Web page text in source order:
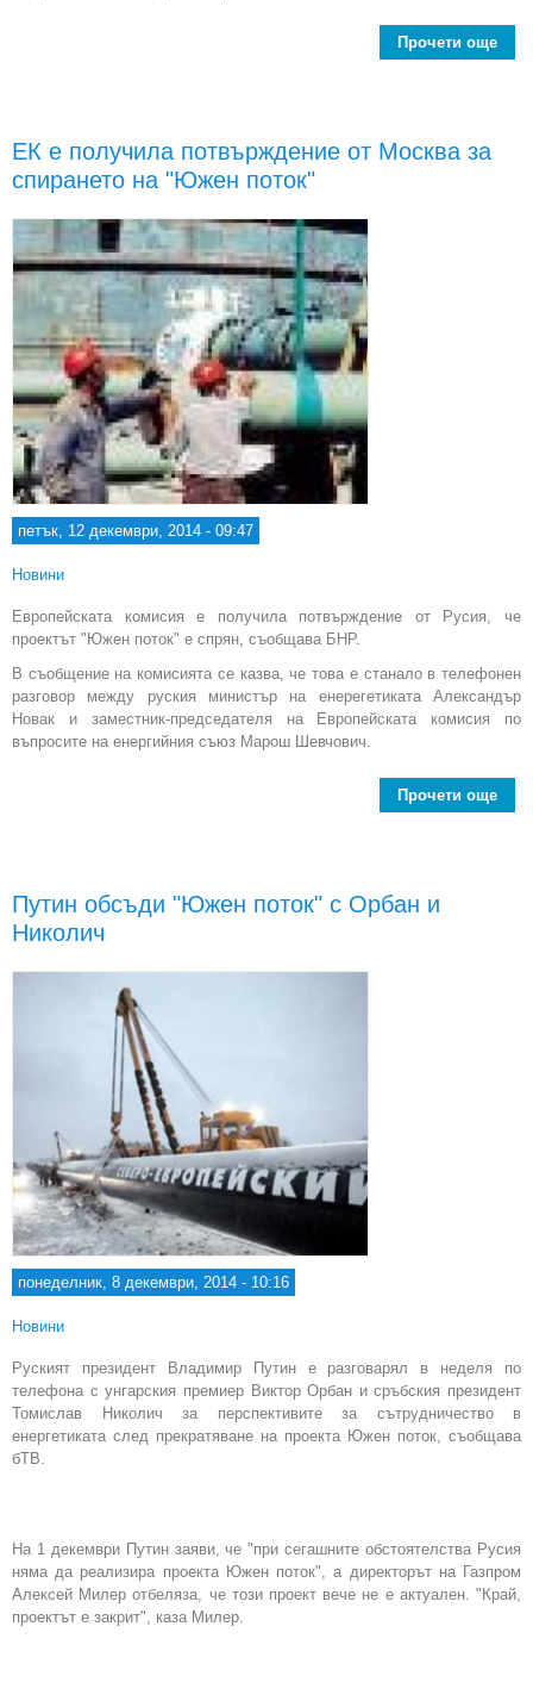
Прочети още
ЕК е получила потвърждение от Москва за
спирането на "Южен поток"
петък, 12 декември, 2014 - 09:47
Новини
Европейската комисия е получила потвърждение от Русия, че
проектът "Южен поток" е спрян, съобщава БНР.
В съобщение на комисията се казва, че това е станало в телефонен
разговор между руския министър на енерегетиката Александър
Новак и заместник-председателя на Европейската комисия по
въпросите на енергийния съюз Марош Шевчович.
Прочети още
Путин обсъди "Южен поток" с Орбан и
Николич
понеделник, 8 декември, 2014 - 10:16
Новини
Руският президент Владимир Путин е разговарял в неделя по
телефона с унгарския премиер Виктор Орбан и сръбския президент
Томислав Николич за перспективите за сътрудничество в
енергетиката след прекратяване на проекта Южен поток, съобщава
бТВ.
На 1 декември Путин заяви, че "при сегашните обстоятелства Русия
няма да реализира проекта Южен поток", а директорът на Газпром
Алексей Милер отбеляза, че този проект вече не е актуален. "Край,
проектът е закрит", каза Милер.